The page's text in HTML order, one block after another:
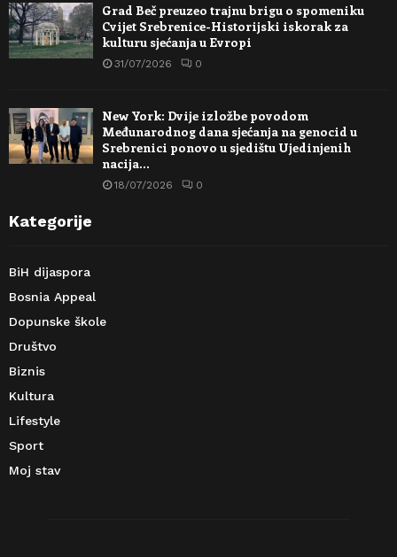
Grad Beč preuzeo trajnu brigu o spomeniku
Cvijet Srebrenice-Historijski iskorak za
kulturu sjećanja u Evropi
31/07/2026 0
New York: Dvije izložbe povodom
Međunarodnog dana sjećanja na genocid u
Srebrenici ponovo u sjedištu Ujedinjenih
nacija…
18/07/2026 0
Kategorije
BiH dijaspora
Bosnia Appeal
Dopunske škole
Društvo
Biznis
Kultura
Lifestyle
Sport
Moj stav